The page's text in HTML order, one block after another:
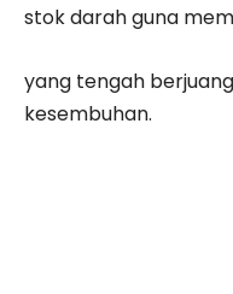
stok darah guna
yang tengah
kesembuhan.